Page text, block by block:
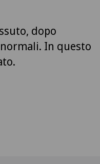
dopo
In questo